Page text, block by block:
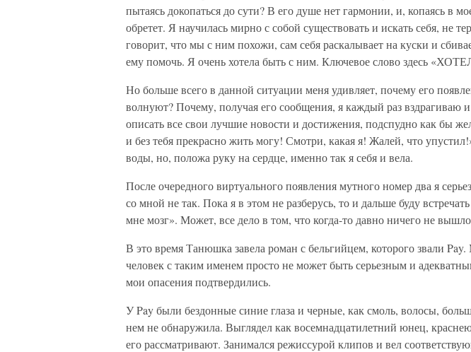
пытаясь докопаться до сути? В его душе нет гармонии, и, копаясь в
обретет. Я научилась мирно с собой существовать и искать себя, не
говорит, что мы с ним похожи, сам себя раскалывает на куски и
ему помочь. Я очень хотела быть с ним. Ключевое слово здесь
Но больше всего в данной ситуации меня удивляет, почему его
волнуют? Почему, получая его сообщения, я каждый раз вздрагиваю
описать все свои лучшие новости и достижения, подспудно как бы
и без тебя прекрасно жить могу! Смотри, какая я! Жалей, что
воды, но, положа руку на сердце, именно так я себя и вела.
После очередного виртуального появления мутного номер два я
со мной не так. Пока я в этом не разберусь, то и дальше буду
мне мозг». Может, все дело в том, что когда-то давно ничего не
В это время Танюшка завела роман с бельгийцем, которого звали Pay.
человек с таким именем просто не может быть серьезным и
мои опасения подтвердились.
У Pay были бездонные синие глаза и черные, как смоль, волосы,
нем не обнаружила. Выглядел как восемнадцатилетний юнец,
его рассматривают. Занимался режиссурой клипов и вел